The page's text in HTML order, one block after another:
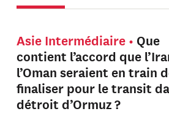
Asie Intermédiaire
Que
contient l’accord que
l’Oman seraient en train
finaliser pour le transit
détroit d’Ormuz ?